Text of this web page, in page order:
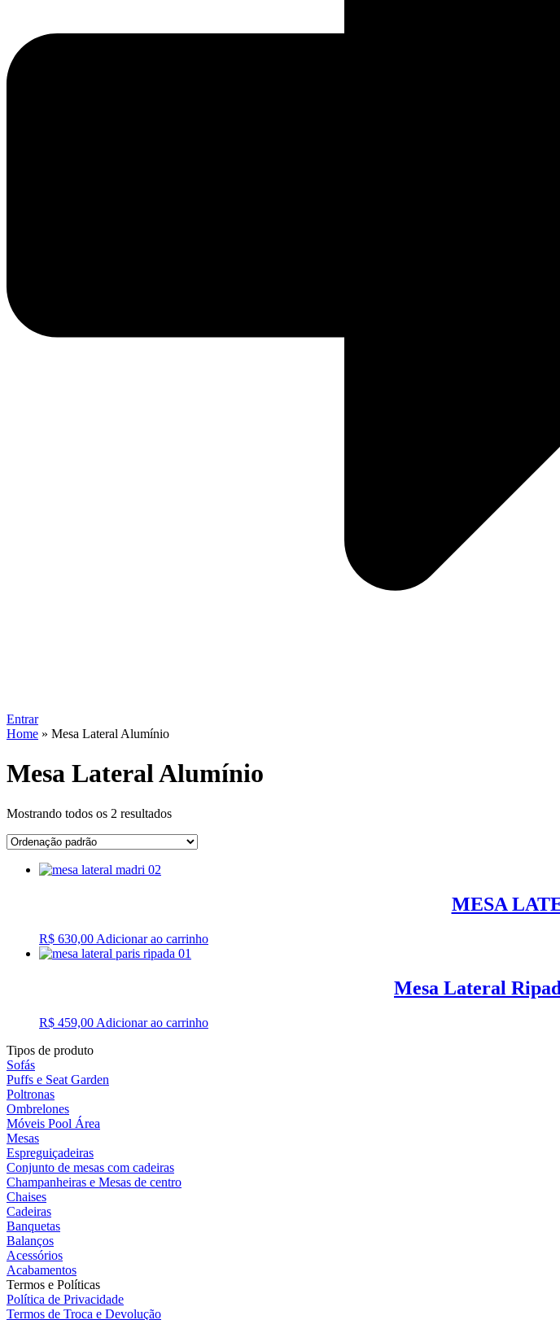
Entrar
Home » Mesa Lateral Alumínio
Mesa Lateral Alumínio
Mostrando todos os 2 resultados
MESA
R$ 630,00 Adicionar ao carrinho
Mesa Lateral
R$ 459,00 Adicionar ao carrinho
Tipos de produto
Sofás
Puffs e Seat Garden
Poltronas
Ombrelones
Móveis Pool Área
Mesas
Espreguiçadeiras
Conjunto de mesas com cadeiras
Champanheiras e Mesas de centro
Chaises
Cadeiras
Banquetas
Balanços
Acessórios
Acabamentos
Termos e Políticas
Política de Privacidade
Termos de Troca e Devolução